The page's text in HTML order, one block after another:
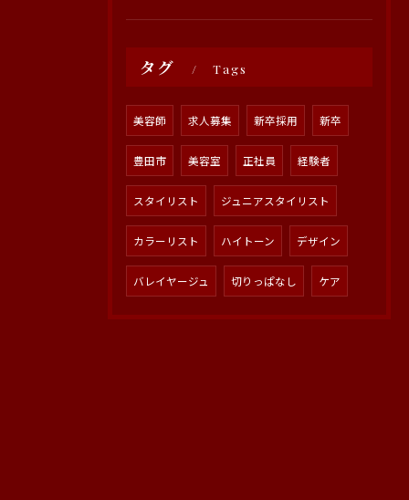
タグ Tags
美容師 求人募集 新卒採用 新卒
豊田市 美容室 正社員 経験者
スタイリスト ジュニアスタイリスト
カラーリスト ハイトーン デザイン
バレイヤージュ 切りっぱなし ケア